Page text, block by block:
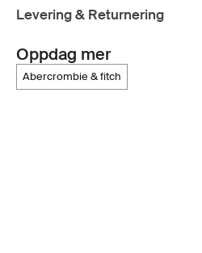
Levering & Returnering
Oppdag mer
abercrombie & fitch